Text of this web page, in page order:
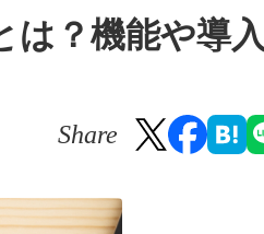
は？機能や導入
Share